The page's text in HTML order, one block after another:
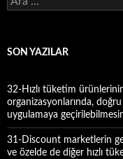
r
a
SON YAZILAR
32-Hızlı tüketim
organizasyonlarında,
uygulamaya
31-Discount marketlerin
ve özelde de diğer hızlı